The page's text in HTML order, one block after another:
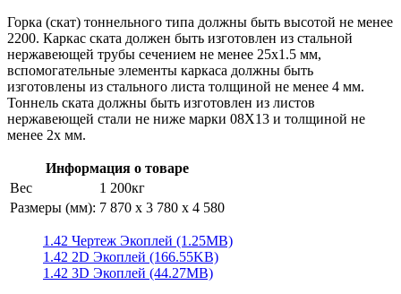
Горка (скат) тоннельного типа должны быть высотой не менее
2200. Каркас ската должен быть изготовлен из стальной
нержавеющей трубы сечением не менее 25х1.5 мм,
вспомогательные элементы каркаса должны быть
изготовлены из стального листа толщиной не менее 4 мм.
Тоннель ската должны быть изготовлен из листов
нержавеющей стали не ниже марки 08X13 и толщиной не
менее 2х мм.
Информация о товаре
Вес
1 200кг
Размеры (мм): 7 870 x 3 780 x 4 580
1.42 Чертеж Экоплей (1.25MB)
1.42 2D Экоплей (166.55KB)
1.42 3D Экоплей (44.27MB)